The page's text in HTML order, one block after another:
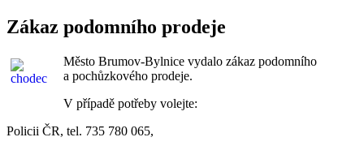
Zákaz podomního prodeje
Město Brumov-Bylnice vydalo zákaz podomního
a pochůzkového prodeje.
V případě potřeby volejte:
Policii ČR, tel. 735 780 065,